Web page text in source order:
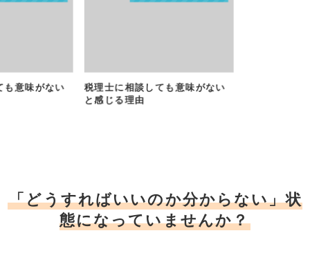
意味がない
税理士に相談しても意味がない
と感じる理由
「どうすればいいのか分からない」状
態になっていませんか？